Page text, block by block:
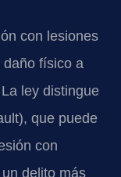
con lesiones
daño físico a
ley distingue
que puede
con
delito más